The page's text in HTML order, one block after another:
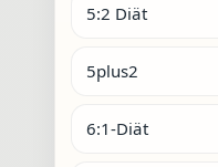
5:2 Diät
5plus2
6:1-Diät